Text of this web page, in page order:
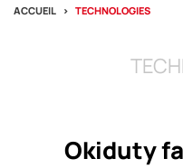
ACCUEIL TECHNOLOGIES
Okiduty